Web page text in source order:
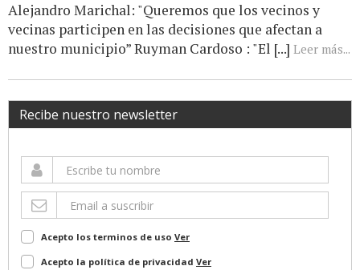
Alejandro Marichal: "Queremos que los vecinos y
vecinas participen en las decisiones que afectan a
nuestro municipio” Ruyman Cardoso : "El [...] Leer más...
Recibe nuestro newsletter
Acepto los terminos de uso Ver
Acepto la política de privacidad Ver